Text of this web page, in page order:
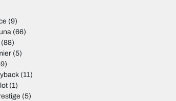
(9)
(66)
(88)
(5)
(11)
(1)
(5)